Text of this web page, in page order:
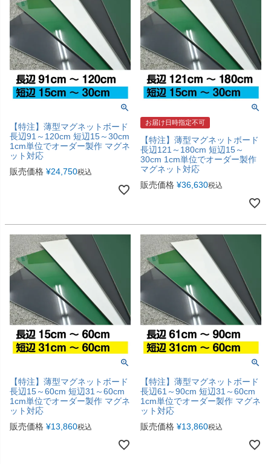
【特注】薄型マグネットボード
長辺91～120cm 短辺15～30cm
1cm単位でオーダー製作 マグネ
ット対応
販売価格 ¥24,750税込
お届け日時指定不可
【特注】薄型マグネットボード
長辺121～180cm 短辺15～
30cm 1cm単位でオーダー製作
マグネット対応
販売価格 ¥36,630税込
【特注】薄型マグネットボード
長辺15～60cm 短辺31～60cm
1cm単位でオーダー製作 マグネ
ット対応
販売価格 ¥13,860税込
【特注】薄型マグネットボード
長辺61～90cm 短辺31～60cm
1cm単位でオーダー製作 マグネ
ット対応
販売価格 ¥13,860税込